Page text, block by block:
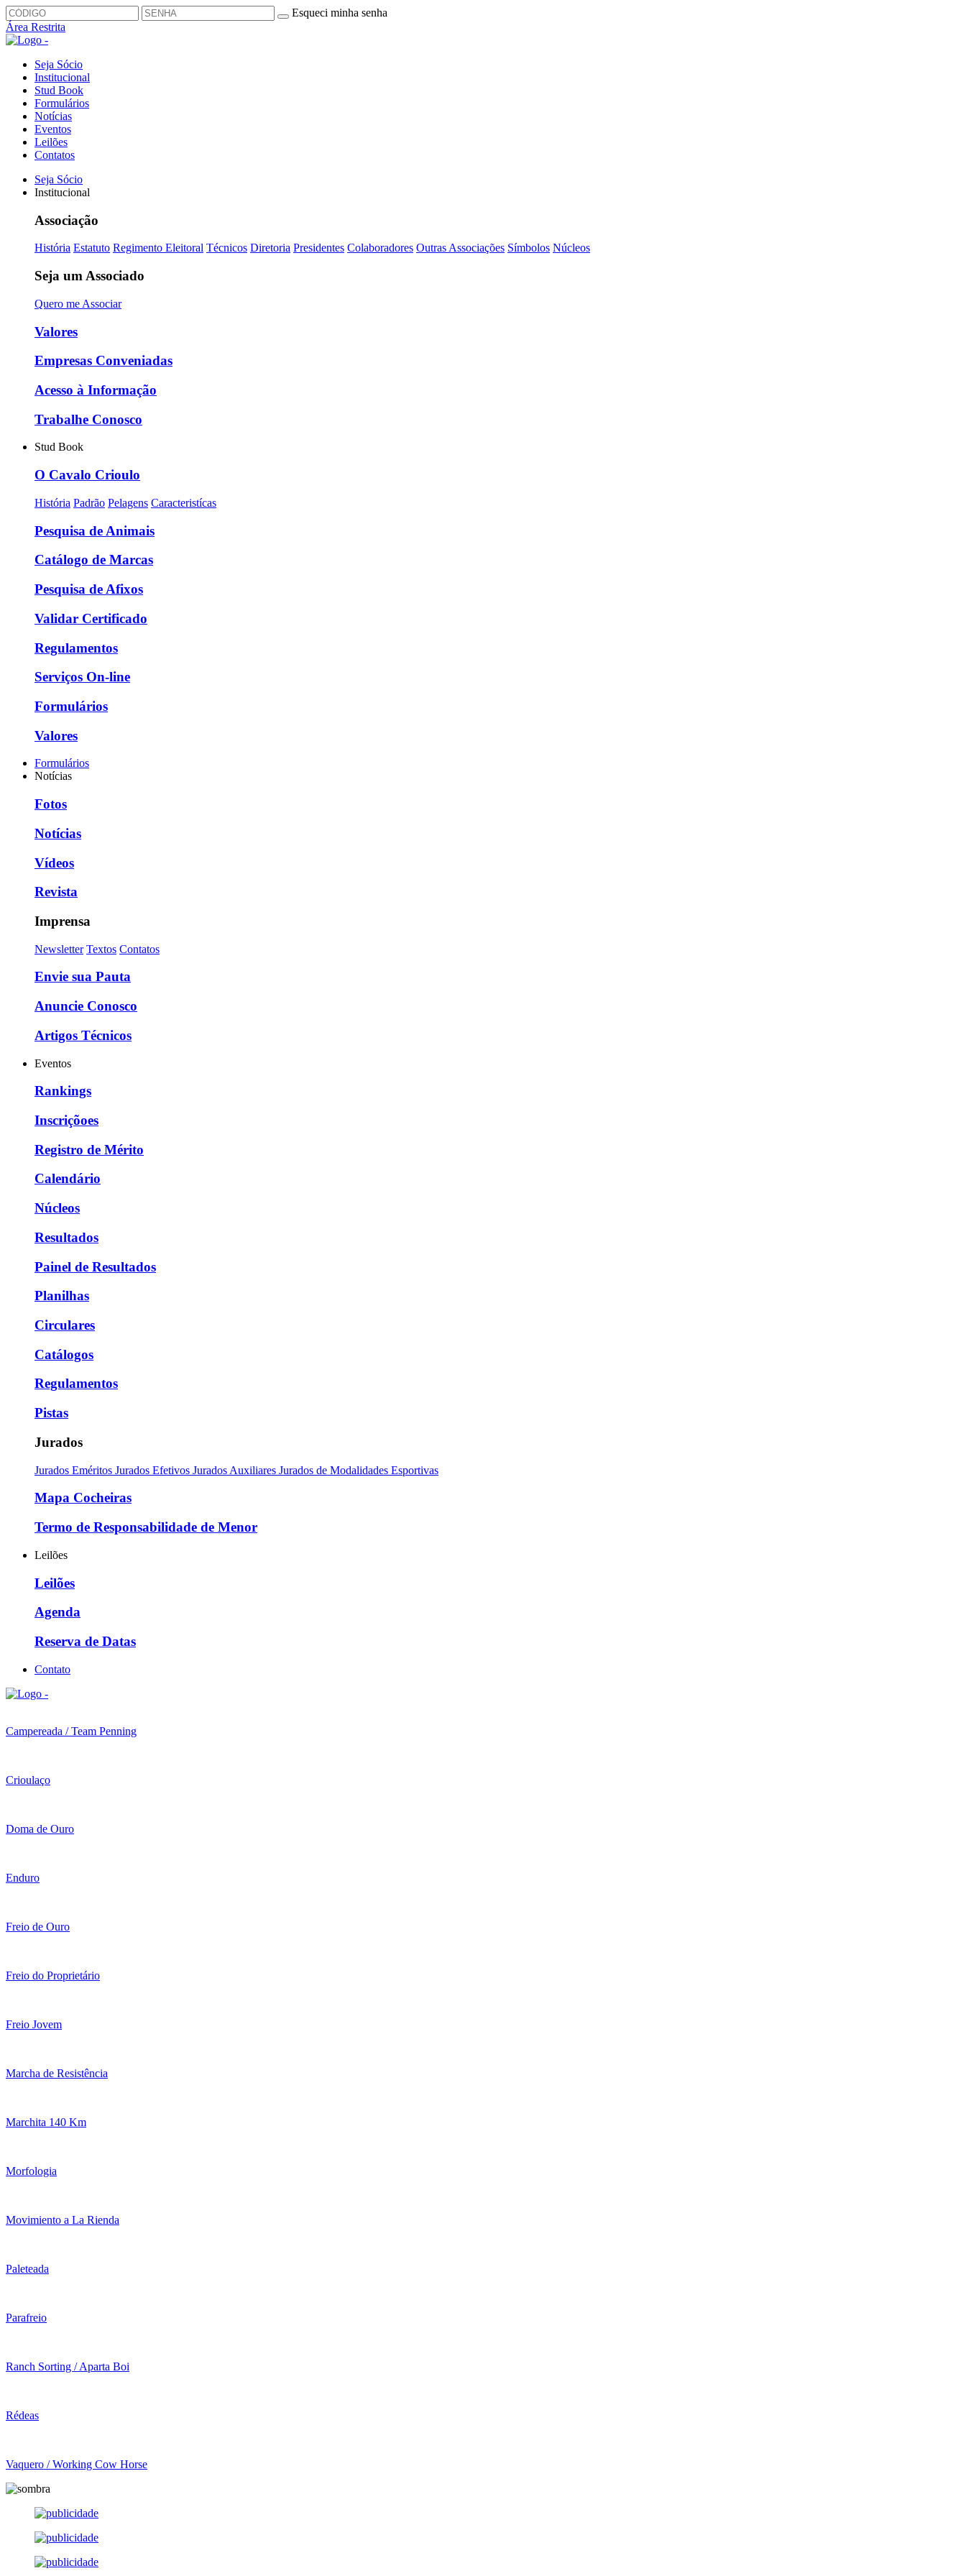
Esqueci minha senha
Área Restrita
Seja Sócio
Institucional
Stud Book
Formulários
Notícias
Eventos
Leilões
Contatos
Seja Sócio
Institucional
Associação
História Estatuto Regimento Eleitoral Técnicos Diretoria Presidentes Colaboradores Outras Associações Símbolos Núcleos
Seja um Associado
Quero me Associar
Valores
Empresas Conveniadas
Acesso à Informação
Trabalhe Conosco
Stud Book
O Cavalo Crioulo
História Padrão Pelagens Caracteristícas
Pesquisa de Animais
Catálogo de Marcas
Pesquisa de Afixos
Validar Certificado
Regulamentos
Serviços On-line
Formulários
Valores
Formulários
Notícias
Fotos
Notícias
Vídeos
Revista
Imprensa
Newsletter Textos Contatos
Envie sua Pauta
Anuncie Conosco
Artigos Técnicos
Eventos
Rankings
Inscriçõoes
Registro de Mérito
Calendário
Núcleos
Resultados
Painel de Resultados
Planilhas
Circulares
Catálogos
Regulamentos
Pistas
Jurados
Jurados Eméritos Jurados Efetivos Jurados Auxiliares Jurados de Modalidades Esportivas
Mapa Cocheiras
Termo de Responsabilidade de Menor
Leilões
Leilões
Agenda
Reserva de Datas
Contato
Campereada / Team Penning
Crioulaço
Doma de Ouro
Enduro
Freio de Ouro
Freio do Proprietário
Freio Jovem
Marcha de Resistência
Marchita 140 Km
Morfologia
Movimiento a La Rienda
Paleteada
Parafreio
Ranch Sorting / Aparta Boi
Rédeas
Vaquero / Working Cow Horse